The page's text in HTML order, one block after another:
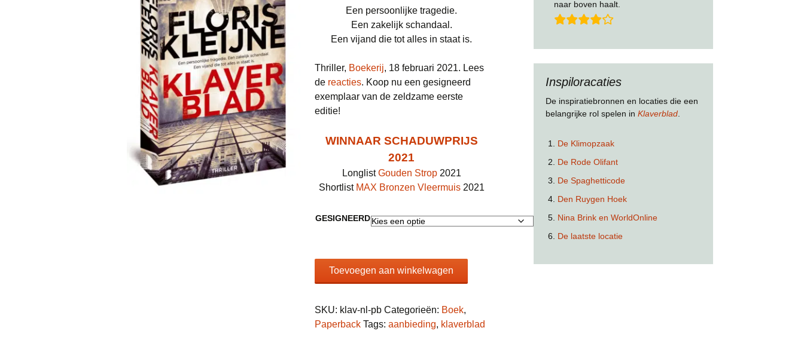
Kleinste kwaad
Zomerfeest bij gaslicht
Ontmoeting met
Dieprood
Mashup (paperback)
Ontmoeting met
Vormgever (paperback)
Over de webwinkel
was:
€20,00.
is:
€17,49.
Een persoonlijke tragedie.
Een zakelijk schandaal.
Een vijand die tot alles in staat is.
Thriller, Boekerij, 18 februari 2021. Lees
de reacties. Koop nu een gesigneerd
exemplaar van de zeldzame eerste
editie!
WINNAAR SCHADUWPRIJS
2021
LonglistGouden Strop2021
Shortlist MAX Bronzen Vleermuis2021
GESIGNEERD
Klaverblad
Toevoegen aan winkelwagen
SKU: klav-nl-pb Categorieën: Boek,
Paperback Tags:aanbieding, klaverblad
naar boven haalt.
Inspiloracaties
De inspiratiebronnen en locaties die een
belangrijke rol spelen in Klaverblad
De Klimopzaak
De Rode Olifant
De Spaghetticode
Den Ruygen Hoek
Nina Brink en WorldOnline
De laatste locatie